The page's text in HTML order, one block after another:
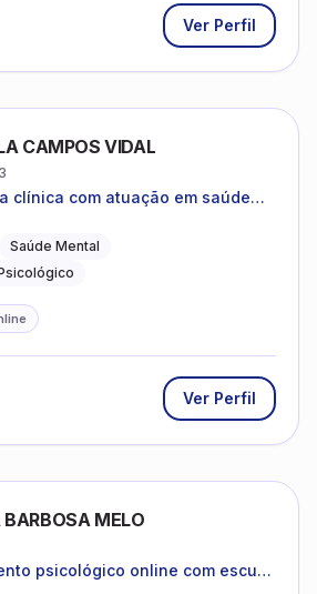
Ver Perfil
CAMPOS VIDAL
clínica com atuação em saúde
Saúde Mental
Ver Perfil
MELO
psicológico online com escuta